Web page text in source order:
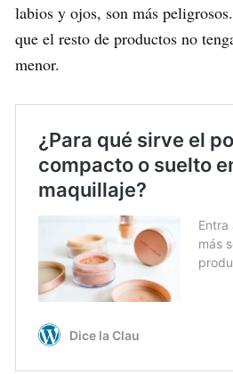
labios y ojos, son más
que el resto de productos no
menor.